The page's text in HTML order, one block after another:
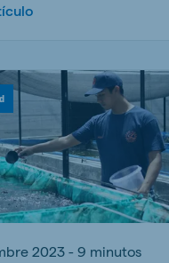
2023 - 9 minutos